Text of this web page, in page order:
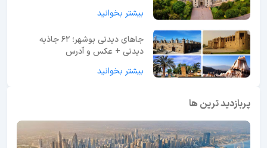
بیشتر بخوانید
جاهای دیدنی بوشهر؛ 62 جاذبه
دیدنی + عکس و آدرس
بیشتر بخوانید
پربازدید ترین ها